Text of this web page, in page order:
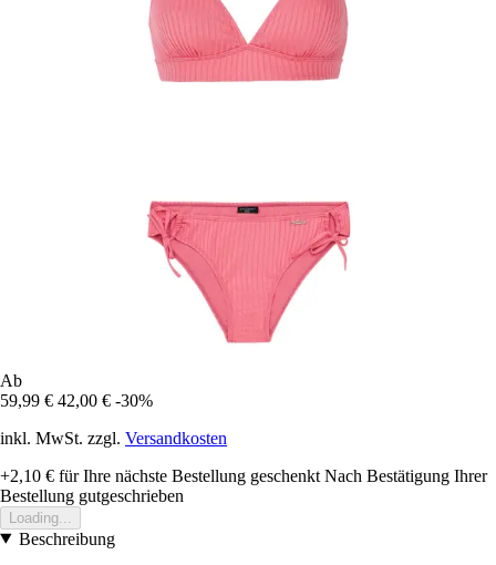
Ab
59,99 € 42,00 € -30%
inkl. MwSt. zzgl. Versandkosten
+2,10 € für Ihre nächste Bestellung geschenkt Nach Bestätigung Ihrer
Bestellung gutgeschrieben
Loading...
Beschreibung